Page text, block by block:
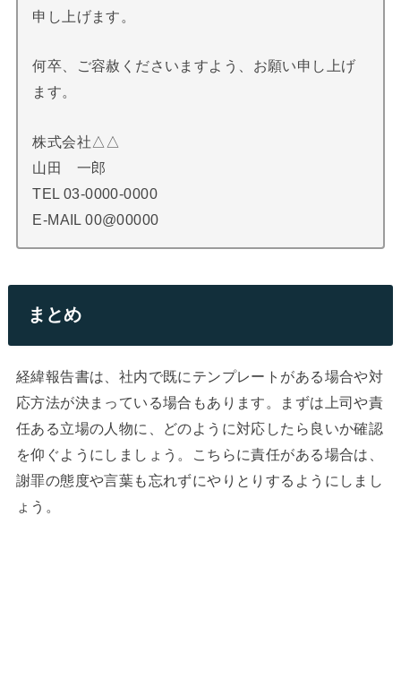
申し上げます。
何卒、ご容赦くださいますよう、お願い申し上げ
ます。
株式会社△△
山田 一郎
TEL 03-0000-0000
E-MAIL 00@00000
まとめ
経緯報告書は、社内で既にテンプレートがある場合や対
応方法が決まっている場合もあります。まずは上司や責
任ある立場の人物に、どのように対応したら良いか確認
を仰ぐようにしましょう。こちらに責任がある場合は、
謝罪の態度や言葉も忘れずにやりとりするようにしまし
ょう。